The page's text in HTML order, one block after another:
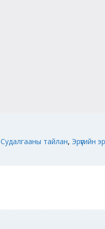
Судалгааны тайлан, Эрүүгийн